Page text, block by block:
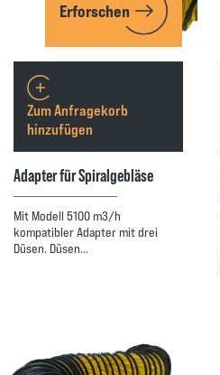
Erforschen
Adapter für Spiralgebläse
Mit Modell 5100 m3/h
kompatibler Adapter mit drei
Düsen. Düsen…
Zum Anfragekorb
hinzufügen